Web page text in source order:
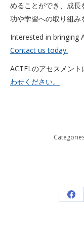
めることができ、成
功や学習への取り組み
Interested in bringing
Contact us today.
ACTFLのアセスメン
わせください。